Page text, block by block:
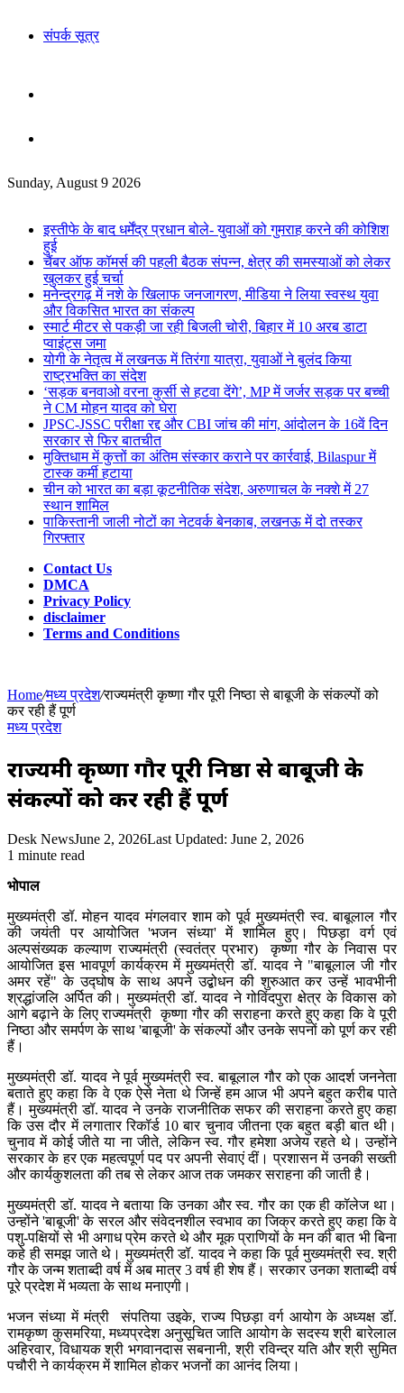
संपर्क सूत्र
for
Sunday, August 9 2026
इस्तीफे के बाद धर्मेंद्र प्रधान बोले- युवाओं को गुमराह करने की कोशिश
हुई
चैंबर ऑफ कॉमर्स की पहली बैठक संपन्न, क्षेत्र की समस्याओं को लेकर
खुलकर हुई चर्चा
मनेन्द्रगढ़ में नशे के खिलाफ जनजागरण, मीडिया ने लिया स्वस्थ युवा
और विकसित भारत का संकल्प
स्मार्ट मीटर से पकड़ी जा रही बिजली चोरी, बिहार में 10 अरब डाटा
प्वाइंट्स जमा
योगी के नेतृत्व में लखनऊ में तिरंगा यात्रा, युवाओं ने बुलंद किया
राष्ट्रभक्ति का संदेश
‘सड़क बनवाओ वरना कुर्सी से हटवा देंगे’, MP में जर्जर सड़क पर बच्ची
ने CM मोहन यादव को घेरा
JPSC-JSSC परीक्षा रद्द और CBI जांच की मांग, आंदोलन के 16वें दिन
सरकार से फिर बातचीत
मुक्तिधाम में कुत्तों का अंतिम संस्कार कराने पर कार्रवाई, Bilaspur में
टास्क कर्मी हटाया
चीन को भारत का बड़ा कूटनीतिक संदेश, अरुणाचल के नक्शे में 27
स्थान शामिल
पाकिस्तानी जाली नोटों का नेटवर्क बेनकाब, लखनऊ में दो तस्कर
गिरफ्तार
Contact Us
DMCA
Privacy Policy
disclaimer
Terms and Conditions
Home/मध्य प्रदेश/राज्यमंत्री कृष्णा गौर पूरी निष्ठा से बाबूजी के संकल्पों को
कर रही हैं पूर्ण
मध्य प्रदेश
राज्यमंत्री कृष्णा गौर पूरी निष्ठा से बाबूजी के
संकल्पों को कर रही हैं पूर्ण
Desk NewsJune 2, 2026Last Updated: June 2, 2026
1 minute read
भोपाल
मुख्यमंत्री डॉ. मोहन यादव मंगलवार शाम को पूर्व मुख्यमंत्री स्व. बाबूलाल गौर
की जयंती पर आयोजित 'भजन संध्या' में शामिल हुए। पिछड़ा वर्ग एवं
अल्पसंख्यक कल्याण राज्यमंत्री (स्वतंत्र प्रभार) कृष्णा गौर के निवास पर
आयोजित इस भावपूर्ण कार्यक्रम में मुख्यमंत्री डॉ. यादव ने "बाबूलाल जी गौर
अमर रहें" के उद्घोष के साथ अपने उद्बोधन की शुरुआत कर उन्हें भावभीनी
श्रद्धांजलि अर्पित की। मुख्यमंत्री डॉ. यादव ने गोविंदपुरा क्षेत्र के विकास को
आगे बढ़ाने के लिए राज्यमंत्री कृष्णा गौर की सराहना करते हुए कहा कि वे पूरी
निष्ठा और समर्पण के साथ 'बाबूजी' के संकल्पों और उनके सपनों को पूर्ण कर रही
हैं।
मुख्यमंत्री डॉ. यादव ने पूर्व मुख्यमंत्री स्व. बाबूलाल गौर को एक आदर्श जननेता
बताते हुए कहा कि वे एक ऐसे नेता थे जिन्हें हम आज भी अपने बहुत करीब पाते
हैं। मुख्यमंत्री डॉ. यादव ने उनके राजनीतिक सफर की सराहना करते हुए कहा
कि उस दौर में लगातार रिकॉर्ड 10 बार चुनाव जीतना एक बहुत बड़ी बात थी।
चुनाव में कोई जीते या ना जीते, लेकिन स्व. गौर हमेशा अजेय रहते थे। उन्होंने
सरकार के हर एक महत्वपूर्ण पद पर अपनी सेवाएं दीं। प्रशासन में उनकी सख्ती
और कार्यकुशलता की तब से लेकर आज तक जमकर सराहना की जाती है।
मुख्यमंत्री डॉ. यादव ने बताया कि उनका और स्व. गौर का एक ही कॉलेज था।
उन्होंने 'बाबूजी' के सरल और संवेदनशील स्वभाव का जिक्र करते हुए कहा कि वे
पशु-पक्षियों से भी अगाध प्रेम करते थे और मूक प्राणियों के मन की बात भी बिना
कहे ही समझ जाते थे। मुख्यमंत्री डॉ. यादव ने कहा कि पूर्व मुख्यमंत्री स्व. श्री
गौर के जन्म शताब्दी वर्ष में अब मात्र 3 वर्ष ही शेष हैं। सरकार उनका शताब्दी वर्ष
पूरे प्रदेश में भव्यता के साथ मनाएगी।
भजन संध्या में मंत्री संपतिया उइके, राज्य पिछड़ा वर्ग आयोग के अध्यक्ष डॉ.
रामकृष्ण कुसमरिया, मध्यप्रदेश अनुसूचित जाति आयोग के सदस्य श्री बारेलाल
अहिरवार, विधायक श्री भगवानदास सबनानी, श्री रविन्द्र यति और श्री सुमित
पचौरी ने कार्यक्रम में शामिल होकर भजनों का आनंद लिया।